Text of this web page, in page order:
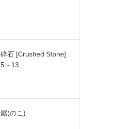
砕石 [Crushed Stone]
5～13
鋸(のこ)